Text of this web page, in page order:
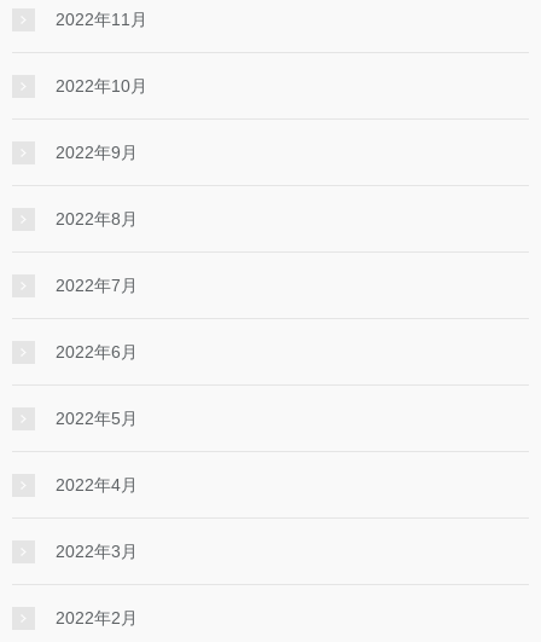
2022年11月
2022年10月
2022年9月
2022年8月
2022年7月
2022年6月
2022年5月
2022年4月
2022年3月
2022年2月